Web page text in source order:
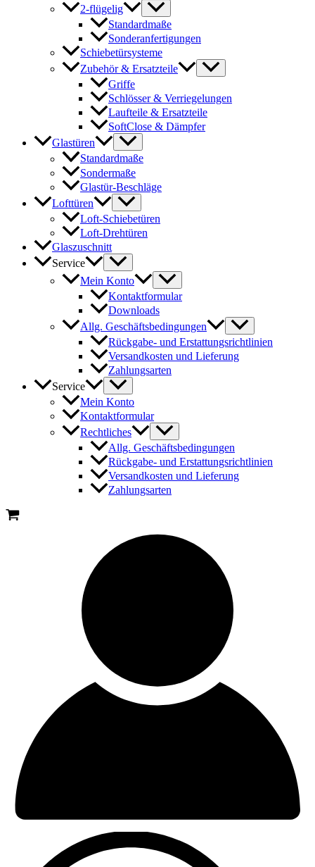
2-flügelig
Standardmaße
Sonderanfertigungen
Schiebetürsysteme
Zubehör & Ersatzteile
Griffe
Schlösser & Verriegelungen
Laufteile & Ersatzteile
SoftClose & Dämpfer
Glastüren
Standardmaße
Sondermaße
Glastür-Beschläge
Lofttüren
Loft-Schiebetüren
Loft-Drehtüren
Glaszuschnitt
Service
Mein Konto
Kontaktformular
Downloads
Allg. Geschäftsbedingungen
Rückgabe- und Erstattungsrichtlinien
Versandkosten und Lieferung
Zahlungsarten
Service
Mein Konto
Kontaktformular
Rechtliches
Allg. Geschäftsbedingungen
Rückgabe- und Erstattungsrichtlinien
Versandkosten und Lieferung
Zahlungsarten